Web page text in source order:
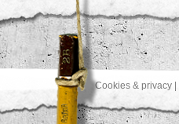
Cookies & privacy